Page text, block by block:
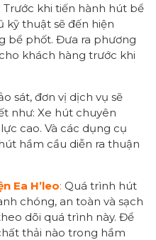
Trước khi tiến hành hút bể
kỹ thuật sẽ đến hiện
bể phốt. Đưa ra phương
khách hàng trước khi
sát, đơn vị dịch vụ sẽ
như: Xe hút chuyên
cao. Và các dụng cụ
hầm cầu diễn ra thuận
Ea H’leo: Quá trình hút
chóng, an toàn và sạch
dõi quá trình này. Để
thải nào trong hầm